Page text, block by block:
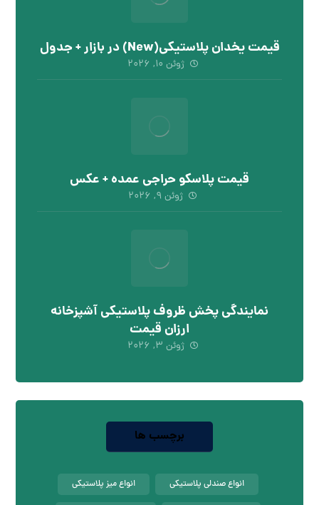
قیمت یخدان پلاستیکی(New) در بازار + جدول
ژوئن ۱۰, ۲۰۲۶
قیمت پلاسکو حراجی عمده + عکس
ژوئن ۹, ۲۰۲۶
نمایندگی پخش ظروف پلاستیکی آشپزخانه
ارزان قیمت
ژوئن ۳, ۲۰۲۶
برچسب ها
انواع صندلی پلاستیکی انواع میز پلاستیکی